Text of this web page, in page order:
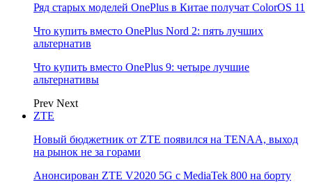
Ряд старых моделей OnePlus в Китае получат ColorOS 11
Что купить вместо OnePlus Nord 2: пять лучших
альтернатив
Что купить вместо OnePlus 9: четыре лучшие
альтернативы
Prev Next
ZTE
Новый бюджетник от ZTE появился на TENAA, выход
на рынок не за горами
Анонсирован ZTE V2020 5G с MediaTek 800 на борту